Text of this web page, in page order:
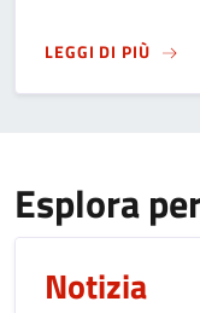
LEGGI DI PIÙSU
Esplora
Notizia